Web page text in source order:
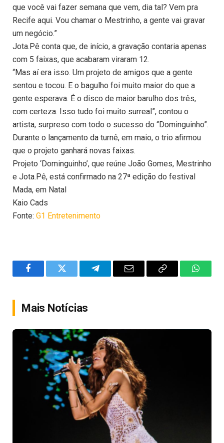
que você vai fazer semana que vem, dia tal? Vem pra
Recife aqui. Vou chamar o Mestrinho, a gente vai gravar
um negócio.”
Jota.Pê conta que, de início, a gravação contaria apenas
com 5 faixas, que acabaram viraram 12.
“Mas aí era isso. Um projeto de amigos que a gente
sentou e tocou. E o bagulho foi muito maior do que a
gente esperava. É o disco de maior barulho dos três,
com certeza. Isso tudo foi muito surreal”, contou o
artista, surpreso com todo o sucesso do “Dominguinho”.
Durante o lançamento da turnê, em maio, o trio afirmou
que o projeto ganhará novas faixas.
Projeto ‘Dominguinho’, que reúne João Gomes, Mestrinho
e Jota.Pê, está confirmado na 27ª edição do festival
Mada, em Natal
Kaio Cads
Fonte: G1 Entretenimento
FacebookTwitter TelegramEmail
Copy
Mais Notícias